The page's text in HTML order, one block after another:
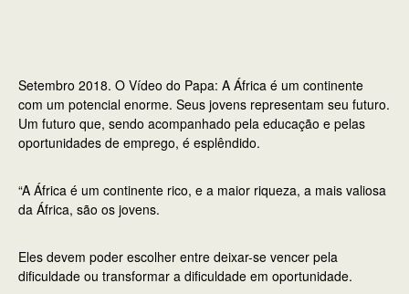
Setembro 2018. O Vídeo do Papa: A África é um continente
com um potencial enorme. Seus jovens representam seu futuro.
Um futuro que, sendo acompanhado pela educação e pelas
oportunidades de emprego, é esplêndido.
“A África é um continente rico, e a maior riqueza, a mais valiosa
da África, são os jovens.
Eles devem poder escolher entre deixar-se vencer pela
dificuldade ou transformar a dificuldade em oportunidade.